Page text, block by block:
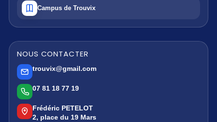
Campus de Trouvix
NOUS CONTACTER
trouvix@gmail.com
07 81 18 77 19
Frédéric PETELOT
2, place du 19 Mars